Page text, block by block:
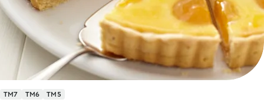
TM7 TM6 TM5